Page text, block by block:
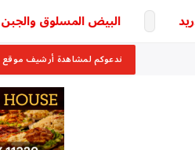
البيض المسلوق والجبن
ندعوكم لمشاهدة أرشيف موقع